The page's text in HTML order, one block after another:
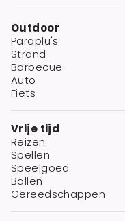
Outdoor
Paraplu's
Strand
Barbecue
Auto
Fiets
Vrije tijd
Reizen
Spellen
Speelgoed
Ballen
Gereedschappen